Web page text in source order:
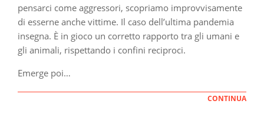
pensarci come aggressori, scopriamo improvvisamente
di esserne anche vittime. Il caso dell’ultima pandemia
insegna. È in gioco un corretto rapporto tra gli umani e
gli animali, rispettando i confini reciproci.
Emerge poi…
CONTINUA